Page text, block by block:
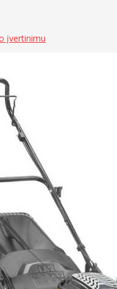
įvertinimu